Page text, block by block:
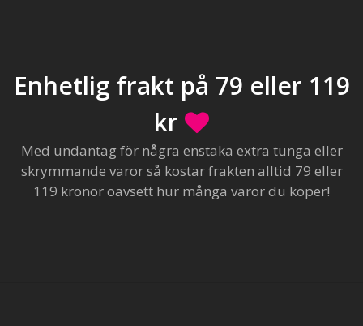
Enhetlig frakt på 79 eller 119
kr
Med undantag för några enstaka extra tunga eller
skrymmande varor så kostar frakten alltid 79 eller
119 kronor oavsett hur många varor du köper!